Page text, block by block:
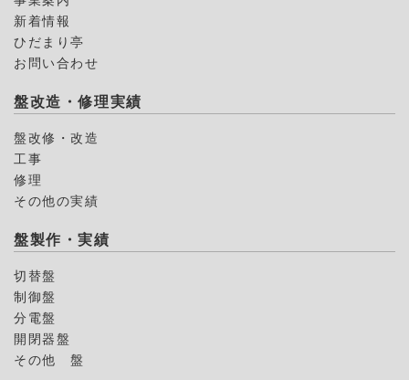
新着情報
ひだまり亭
お問い合わせ
盤改造・修理実績
盤改修・改造
工事
修理
その他の実績
盤製作・実績
切替盤
制御盤
分電盤
開閉器盤
その他 盤